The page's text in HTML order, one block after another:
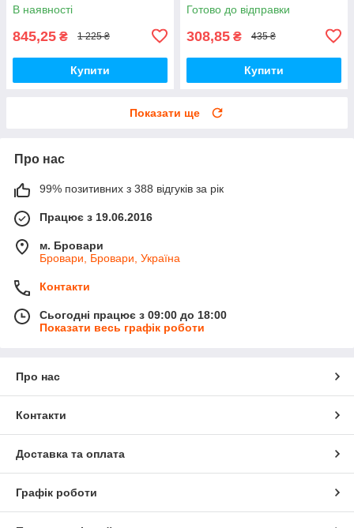
В наявності
845,25 ₴ 1 225 ₴
Купити
Готово до відправки
308,85 ₴ 435 ₴
Купити
Показати ще
Про нас
99% позитивних з 388 відгуків за рік
Працює з 19.06.2016
м. Бровари
Бровари, Бровари, Україна
Контакти
Сьогодні працює з 09:00 до 18:00
Показати весь графік роботи
Про нас
Контакти
Доставка та оплата
Графік роботи